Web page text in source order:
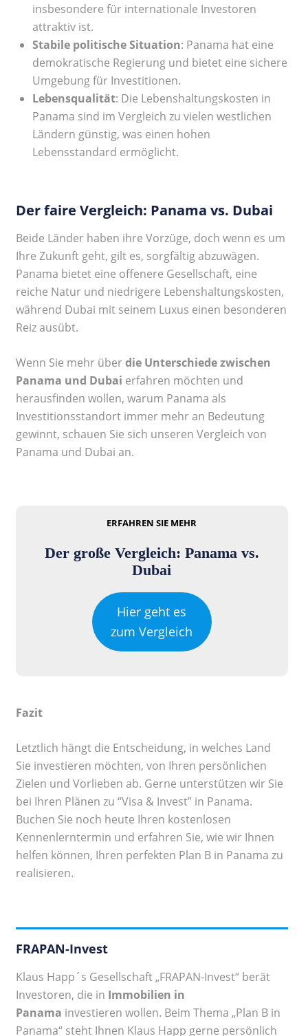
insbesondere für internationale Investoren
attraktiv ist.
Stabile politische Situation: Panama hat eine
demokratische Regierung und bietet eine sichere
Umgebung für Investitionen.
Lebensqualität: Die Lebenshaltungskosten in
Panama sind im Vergleich zu vielen westlichen
Ländern günstig, was einen hohen
Lebensstandard ermöglicht.
Der faire Vergleich: Panama vs. Dubai
Beide Länder haben ihre Vorzüge, doch wenn es um
Ihre Zukunft geht, gilt es, sorgfältig abzuwägen.
Panama bietet eine offenere Gesellschaft, eine
reiche Natur und niedrigere Lebenshaltungskosten,
während Dubai mit seinem Luxus einen besonderen
Reiz ausübt.
Wenn Sie mehr überdie Unterschiede zwischen
Panama und Dubai erfahren möchten und
herausfinden wollen, warum Panama als
Investitionsstandort immer mehr an Bedeutung
gewinnt, schauen Sie sich unseren Vergleich von
Panama und Dubai an.
ERFAHREN SIE MEHR
Der große Vergleich: Panama vs.
Dubai
Hier geht es
zum Vergleich
Fazit
Letztlich hängt die Entscheidung, in welches Land
Sie investieren möchten, von Ihren persönlichen
Zielen und Vorlieben ab. Gerne unterstützen wir Sie
bei Ihren Plänen zu “Visa & Invest” in Panama.
Buchen Sie noch heute Ihren kostenlosen
Kennenlerntermin und erfahren Sie, wie wir Ihnen
helfen können, Ihren perfekten Plan B in Panama zu
realisieren.
FRAPAN-Invest
Klaus Happ´s Gesellschaft „FRAPAN-Invest“ berät
Investoren, die in Immobilien in
Panama investieren wollen. Beim Thema „Plan B in
Panama“ steht Ihnen Klaus Happ gerne persönlich